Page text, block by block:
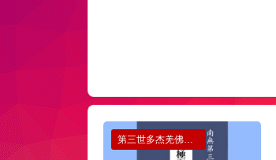
第三世多杰羌佛办公室公告